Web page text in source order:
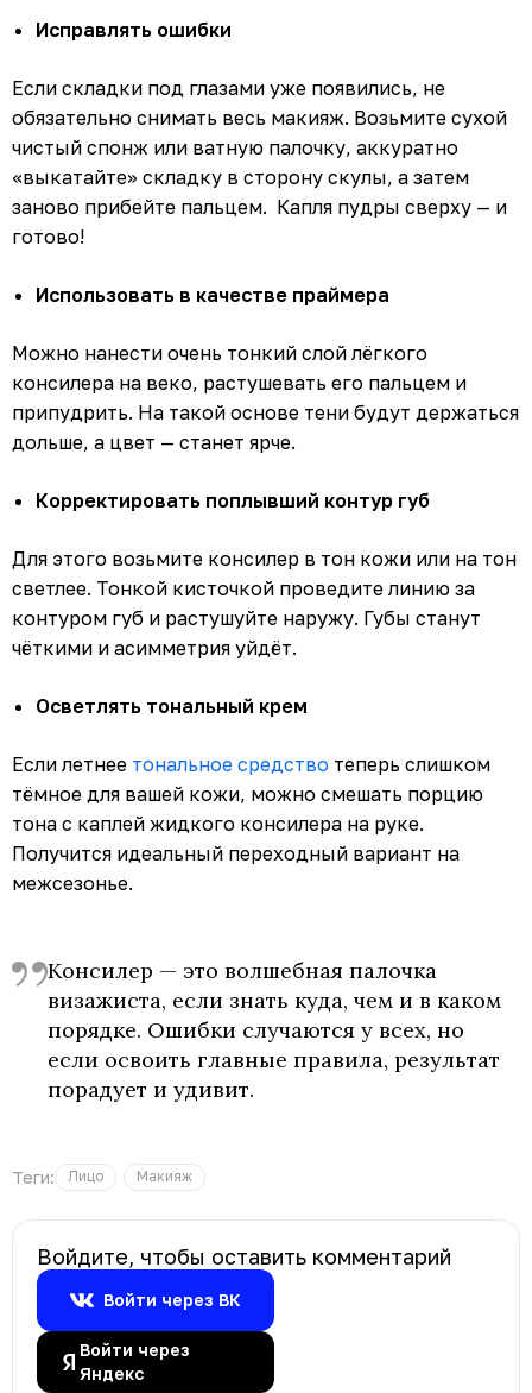
Исправлять ошибки
Если складки под глазами уже появились, не
обязательно снимать весь макияж. Возьмите сухой
чистый спонж или ватную палочку, аккуратно
«выкатайте» складку в сторону скулы, а затем
заново прибейте пальцем. Капля пудры сверху — и
готово!
Использовать в качестве праймера
Можно нанести очень тонкий слой лёгкого
консилера на веко, растушевать его пальцем и
припудрить. На такой основе тени будут держаться
дольше, а цвет — станет ярче.
Корректировать поплывший контур губ
Для этого возьмите консилер в тон кожи или на тон
светлее. Тонкой кисточкой проведите линию за
контуром губ и растушуйте наружу. Губы станут
чёткими и асимметрия уйдёт.
Осветлять тональный крем
Если летнее тональное средство теперь слишком
тёмное для вашей кожи, можно смешать порцию
тона с каплей жидкого консилера на руке.
Получится идеальный переходный вариант на
межсезонье.
Консилер — это волшебная палочка
визажиста, если знать куда, чем и в каком
порядке. Ошибки случаются у всех, но
если освоить главные правила, результат
порадует и удивит.
Теги: Лицо Макияж
Войдите, чтобы оставить комментарий
Войти через ВК
Войти через
Яндекс